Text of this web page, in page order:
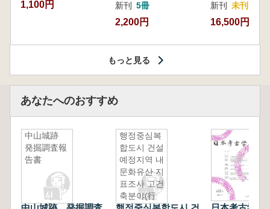
1,100円 新刊 5冊
2,200円
新刊 未刊
16,500円
もっと見る
あなたへのおすすめ
中山城跡
発掘調査報
告書
행정중심복
합도시 건설
예정지역 내
문화유산 지
표조사 고건
축분야(行